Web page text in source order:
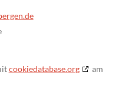
cookiedatabase.org
am